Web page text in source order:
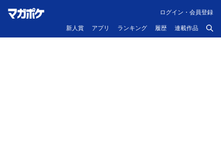
新人賞 アプリ ランキング 履歴 連載作品
ログイン・会員登録